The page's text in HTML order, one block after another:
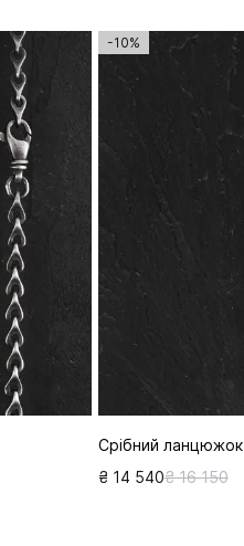
-10%
Срібний ланцюжок
₴ 14 540₴ 16 150